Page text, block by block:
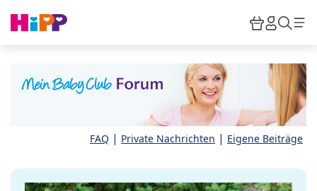
HiPP
FAQ | Private Nachrichten | Eigene Beiträge